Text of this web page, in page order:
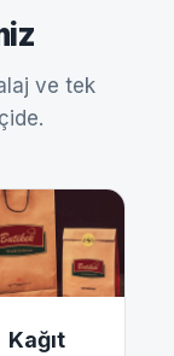
ve tek
Kağıt